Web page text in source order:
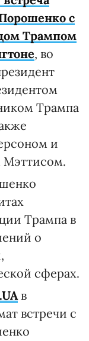
с
Трампом
, во
Трампа
и
Мэттисом.
Трампа в
о
сферах.
в
встречи с